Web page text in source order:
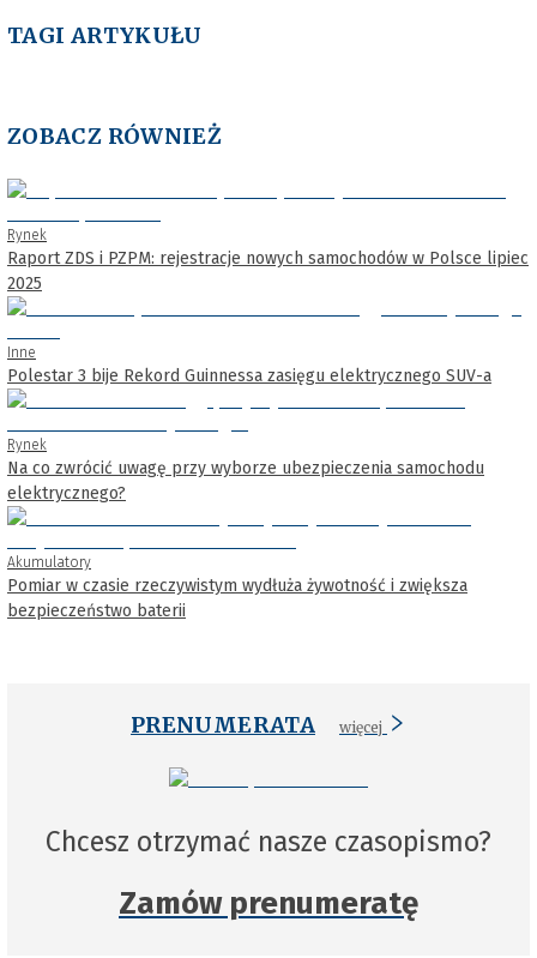
TAGI ARTYKUŁU
ZOBACZ RÓWNIEŻ
Rynek
Raport ZDS i PZPM: rejestracje nowych samochodów w Polsce lipiec
2025
Inne
Polestar 3 bije Rekord Guinnessa zasięgu elektrycznego SUV-a
Rynek
Na co zwrócić uwagę przy wyborze ubezpieczenia samochodu
elektrycznego?
Akumulatory
Pomiar w czasie rzeczywistym wydłuża żywotność i zwiększa
bezpieczeństwo baterii
PRENUMERATA więcej
Chcesz otrzymać nasze czasopismo?
Zamów prenumeratę